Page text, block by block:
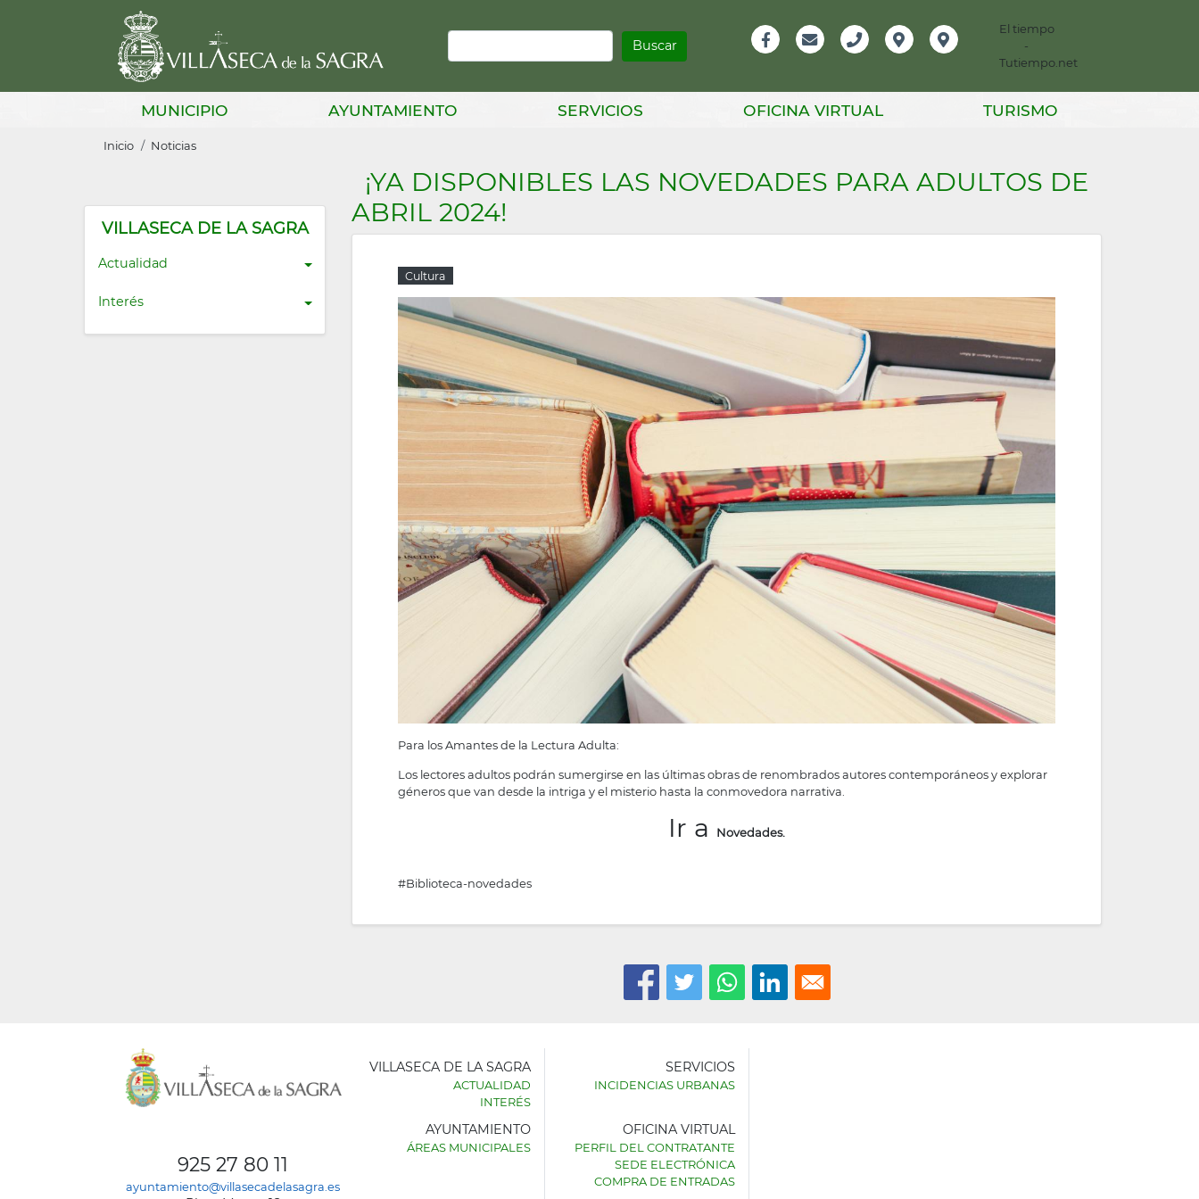
Buscar
Información
El tiempo
-
Tutiempo.net
MUNICIPIO AYUNTAMIENTO SERVICIOS OFICINA VIRTUAL TURISMO
Sobrescribir
de
ayuda
a
la
Inicio Noticias
VILLASECA DE LA SAGRA
Actualidad
Interés
¡YA DISPONIBLES LAS NOVEDADES PARA ADULTOS DE
ABRIL 2024!
Cultura
Para los Amantes de la Lectura Adulta:
Los lectores adultos podrán sumergirse en las últimas obras de renombrados autores contemporáneos y explorar
géneros que van desde la intriga y el misterio hasta la conmovedora narrativa.
Ir a Novedades.
#Biblioteca-novedades
925 27 80 11
ayuntamiento@villasecadelasagra.es
AYUNTAMIENTO
VILLASECA DE LA SAGRA
ACTUALIDAD
INTERÉS
SERVICIOS
INCIDENCIAS URBANAS
AYUNTAMIENTO
ÁREAS MUNICIPALES
OFICINA VIRTUAL
PERFIL DEL CONTRATANTE
SEDE ELECTRÓNICA
COMPRA DE ENTRADAS